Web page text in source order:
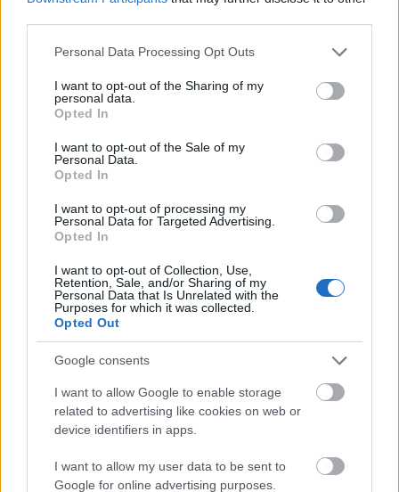
Please note that this website/app uses one or more Google
not limited to your visit or usage behaviour. You may click to
grant or deny consent to Google and its third-party tags to
use your data for below specified purposes in below Google
consent section.
Personal Data Processing Opt Outs
I want to opt-out of the Sharing of my
personal data.
Opted In
I want to opt-out of the Sale of my
Personal Data.
Opted In
I want to opt-out of processing my
Personal Data for Targeted Advertising.
Opted In
I want to opt-out of Collection, Use,
Retention, Sale, and/or Sharing of my
Personal Data that Is Unrelated with the
Purposes for which it was collected.
Opted Out
Google consents
I want to allow Google to enable storage
related to advertising like cookies on web or
device identifiers in apps.
I want to allow my user data to be sent to
Google for online advertising purposes.
Tabletowo
jako preferowane źródło w
Google
Nasze artykuły będą częściej pojawiać się w Twoich wynikach
Udostępnij UdostępnijUdostępnij Udostępnij
Zastępca redaktor naczelnej Tabletowo.pl
Moja miłość do telefonów komórkowych zaczęła się od
Nokii 3410 i trwa nieprzerwanie po dziś dzień. Z dużym
zainteresowaniem obserwuję rynek i pojawiające się na
nim nowości. Na Tabletowo jestem od 2015 roku.
© 2026 Tabletowo.pl. Wszelkie prawa zastrzeżone. K